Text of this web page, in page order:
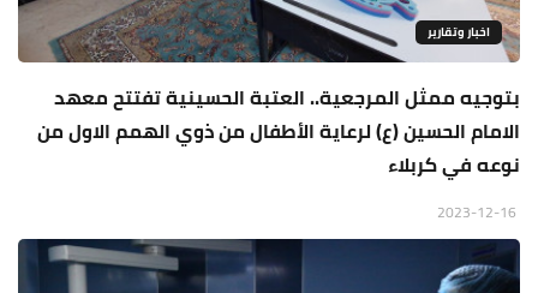
اخبار وتقارير
بتوجيه ممثل المرجعية.. العتبة الحسينية تفتتح معهد
الامام الحسين (ع) لرعاية الأطفال من ذوي الهمم الاول من
نوعه في كربلاء